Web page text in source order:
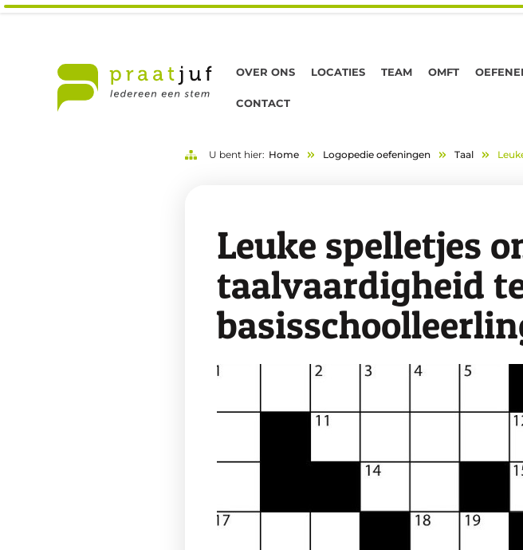
OVER ONS LOCATIES TEAM OMFT
CONTACT
U bent hier: Home Logopedie oefeningen Taal
Leuke spelletjes
taalvaardigheid